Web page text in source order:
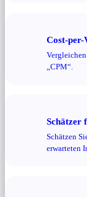
Cost-per-
„CPM“.
Schätzer
Schätzen
erwarteten